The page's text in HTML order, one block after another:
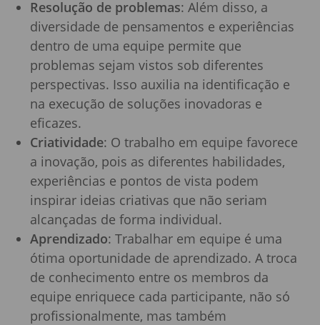
Resolução de problemas: Além disso, a
diversidade de pensamentos e experiências
dentro de uma equipe permite que
problemas sejam vistos sob diferentes
perspectivas. Isso auxilia na identificação e
na execução de soluções inovadoras e
eficazes.
Criatividade: O trabalho em equipe favorece
a inovação, pois as diferentes habilidades,
experiências e pontos de vista podem
inspirar ideias criativas que não seriam
alcançadas de forma individual.
Aprendizado: Trabalhar em equipe é uma
ótima oportunidade de aprendizado. A troca
de conhecimento entre os membros da
equipe enriquece cada participante, não só
profissionalmente, mas também